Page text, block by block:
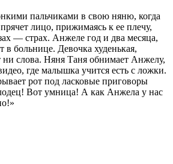
пальчиками в свою няню, когда
лицо, прижимаясь к ее плечу,
— страх. Анжеле год и два месяца,
в больнице. Девочка худенькая,
ни слова. Няня Таня обнимает Анжелу,
где малышка учится есть с ложки.
рот под ласковые приговоры
Вот умница! А как Анжела у нас